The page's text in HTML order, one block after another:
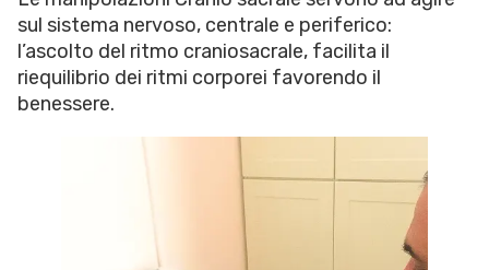
sul sistema nervoso, centrale e periferico:
l’ascolto del ritmo craniosacrale, facilita il
riequilibrio dei ritmi corporei favorendo il
benessere.